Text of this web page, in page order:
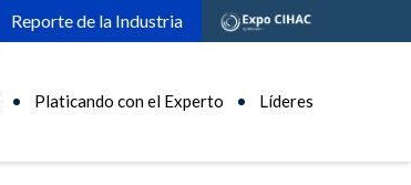
Reporte de la Industria
Platicando con el Experto Líderes